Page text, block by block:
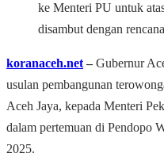
ke Menteri PU untuk
disambut dengan
koranaceh.net – Gubernur
usulan pembangunan
Aceh Jaya, kepada Menteri
dalam pertemuan di Pendopo
2025.